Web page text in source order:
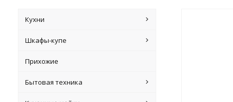
Кухни
Шкафы-купе
Прихожие
Бытовая техника